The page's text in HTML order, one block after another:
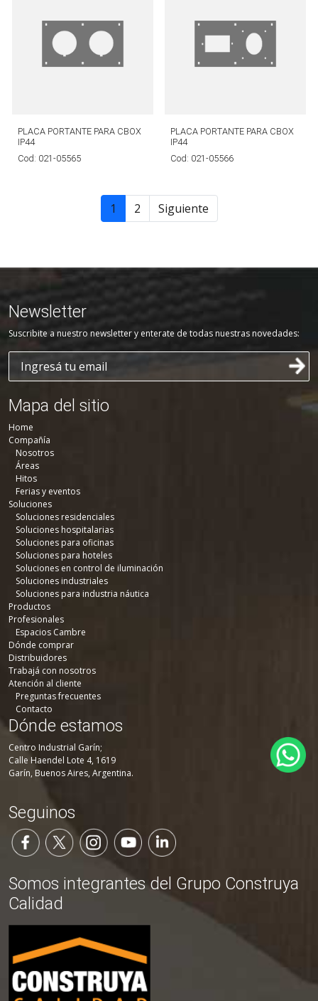
PLACA PORTANTE PARA CBOX
IP44
Cod: 021-05565
PLACA PORTANTE PARA CBOX
IP44
Cod: 021-05566
1 2 Siguiente
Newsletter
Suscribite a nuestro newsletter y enterate de todas nuestras novedades:
Mapa del sitio
Home
Compañía
Nosotros
Áreas
Hitos
Ferias y eventos
Soluciones
Soluciones residenciales
Soluciones hospitalarias
Soluciones para oficinas
Soluciones para hoteles
Soluciones en control de iluminación
Soluciones industriales
Soluciones para industria náutica
Productos
Profesionales
Espacios Cambre
Dónde comprar
Distribuidores
Trabajá con nosotros
Atención al cliente
Preguntas frecuentes
Contacto
Dónde estamos
Centro Industrial Garín;
Calle Haendel Lote 4, 1619
Garín, Buenos Aires, Argentina.
Seguinos
Somos integrantes del Grupo Construya
Calidad